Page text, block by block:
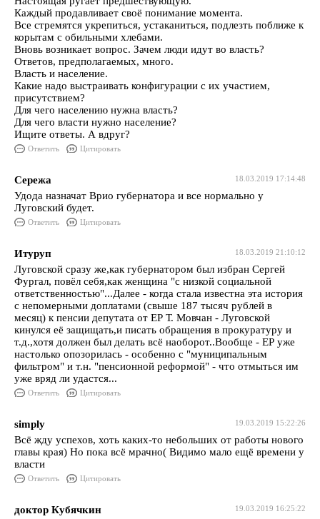
Каждый продавливает своё понимание момента.
Все стремятся укрепиться, устаканиться, подлезть поближе к
корытам с обильными хлебами.
Вновь возникает вопрос. Зачем люди идут во власть?
Ответов, предполагаемых, много.
Власть и население.
Какие надо выстраивать конфигурации с их участием,
присутствием?
Для чего населению нужна власть?
Для чего власти нужно население?
Ищите ответы. А вдруг?
Ответить Цитировать
18.03.2019 17:14:48
Сережа
Удода назначат Врио губернатора и все нормально у
Луговский будет.
Ответить Цитировать
18.03.2019 21:10:12
Итуруп
Луговской сразу же,как губернатором был избран Сергей
Фургал, повёл себя,как женщина "с низкой социальной
ответственностью"...Далее - когда стала известна эта история
с непомерными доплатами (свыше 187 тысяч рублей в
месяц) к пенсии депутата от ЕР Т. Мовчан - Луговской
кинулся её защищать,и писать обращения в прокуратуру и
т.д.,хотя должен был делать всё наоборот..Вообще - ЕР уже
настолько опозорилась - особенно с "муниципальным
фильтром" и т.н. "пенсионной реформой" - что отмыться им
уже вряд ли удастся...
Ответить Цитировать
19.03.2019 15:22:26
simply
Всё жду успехов, хоть каких-то небольших от работы нового
главы края) Но пока всё мрачно( Видимо мало ещё времени у
власти
Ответить Цитировать
19.03.2019 16:25:22
доктор Кубячкин